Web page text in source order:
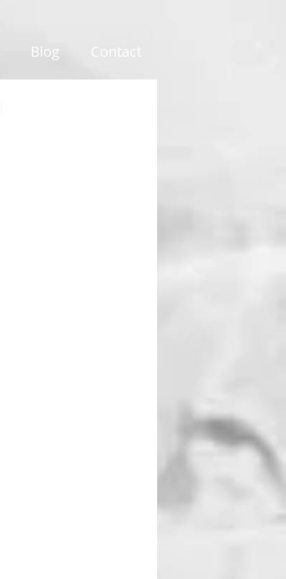
Blog Contact